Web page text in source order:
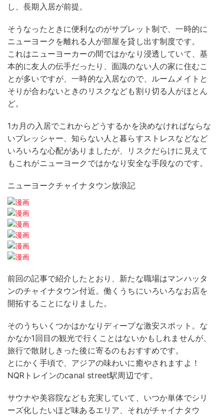
し、長期入居が前提。
そうなったときに便利なのがサブレット制で、一時的に
ニューヨークを離れる人が部屋を貸し出す制度です。
これはニューヨーカーの間ではかなり浸透していて、基
本的に友人の伝手だったり、面識のない人の家に住むこ
とが多いですが、一時的な入居なので、ルームメイトと
そりが合わないときのリスクなども割り切る人がほとん
ど。
1カ月の入居でこれからどうするかを決めなければならな
いプレッシャー、知らない人と暮らすストレスなどなど
いろいろな心配がありましたが、リスクだらけに見えて
もこれがニューヨークではかなり安全な手段なのです。
ニューヨークチャイナタウン放浪記
前回の記事で紹介したとおり、新たな職場はマンハッタ
ンのチャイナタウン付近。働くうちにいろいろなお店を
開拓することになりました。
そのうちいくつかはかなりディープな激安スポット。な
かなか1回目の観光で行くことはないかもしれませんが、
旅行で散財しきった後に寄るのもおすすめです。
とにかく手頃で、アジアの味わいに癒やされますよ！
NQRトレインのcanal street駅周辺です。
サウナや美容院なども充実していて、いつか単体でシリ
ーズ化したいほど味あるエリア、それがチャイナタウ